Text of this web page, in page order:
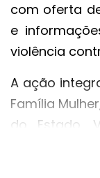
com oferta
e
violência
A ação
Família
do Estado,
objetivo